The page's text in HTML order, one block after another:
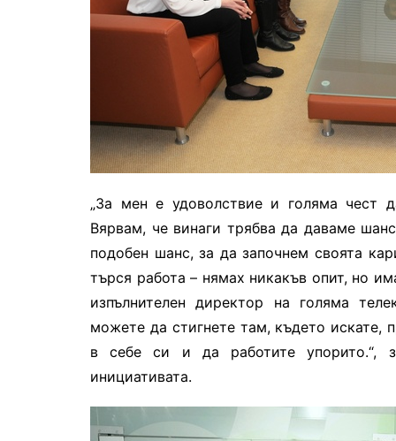
„За мен е удоволствие и голяма чест
Вярвам, че винаги трябва да даваме
подобен шанс, за да започнем своята
търся работа – нямах никакъв опит, но
изпълнителен директор на голяма
можете да стигнете там, където искате,
в себе си и да работите упорито.“,
инициативата.